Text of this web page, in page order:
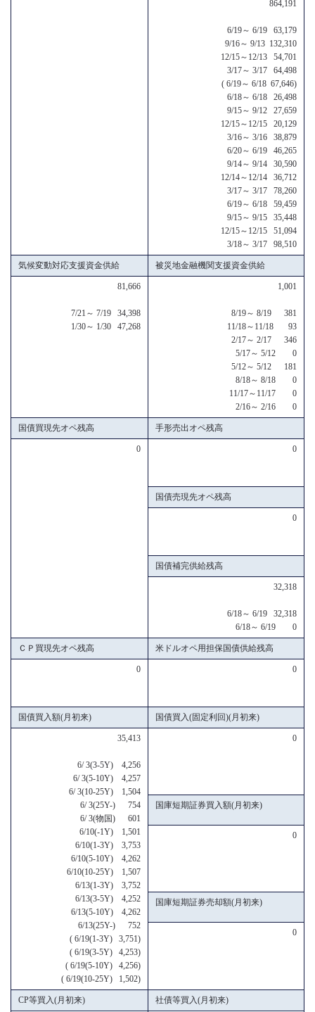
864,191
6/19～ 6/19 63,179
9/16～ 9/13 132,310
12/15～12/13 54,701
3/17～ 3/17 64,498
( 6/19～ 6/18 67,646)
6/18～ 6/18 26,498
9/15～ 9/12 27,659
12/15～12/15 20,129
3/16～ 3/16 38,879
6/20～ 6/19 46,265
9/14～ 9/14 30,590
12/14～12/14 36,712
3/17～ 3/17 78,260
6/19～ 6/18 59,459
9/15～ 9/15 35,448
12/15～12/15 51,094
3/18～ 3/17 98,510
気候変動対応支援資金供給 被災地金融機関支援資金供給
81,666
7/21～ 7/19 34,398
1/30～ 1/30 47,268
1,001
8/19～ 8/19 381
11/18～11/18 93
2/17～ 2/17 346
5/17～ 5/12 0
5/12～ 5/12 181
8/18～ 8/18 0
11/17～11/17 0
2/16～ 2/16 0
国債買現先オペ残高 手形売出オペ残高
0 0
国債売現先オペ残高
0
国債補完供給残高
32,318
6/18～ 6/19 32,318
6/18～ 6/19 0
ＣＰ買現先オペ残高 米ドルオペ用担保国債供給残高
0 0
国債買入額(月初来) 国債買入(固定利回)(月初来)
35,413
6/ 3(3-5Y) 4,256
6/ 3(5-10Y) 4,257
6/ 3(10-25Y) 1,504
6/ 3(25Y-) 754
6/ 3(物国) 601
6/10(-1Y) 1,501
6/10(1-3Y) 3,753
6/10(5-10Y) 4,262
6/10(10-25Y) 1,507
6/13(1-3Y) 3,752
6/13(3-5Y) 4,252
6/13(5-10Y) 4,262
6/13(25Y-) 752
( 6/19(1-3Y) 3,751)
( 6/19(3-5Y) 4,253)
( 6/19(5-10Y) 4,256)
( 6/19(10-25Y) 1,502)
0
国庫短期証券買入額(月初来)
0
国庫短期証券売却額(月初来)
0
CP等買入(月初来) 社債等買入(月初来)